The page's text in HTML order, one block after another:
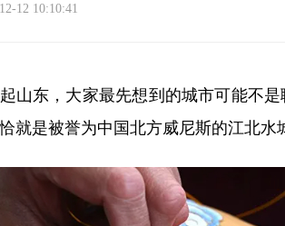
12 10:10:41
东，大家最先想到的城市可能不是
就是被誉为中国北方威尼斯的江北